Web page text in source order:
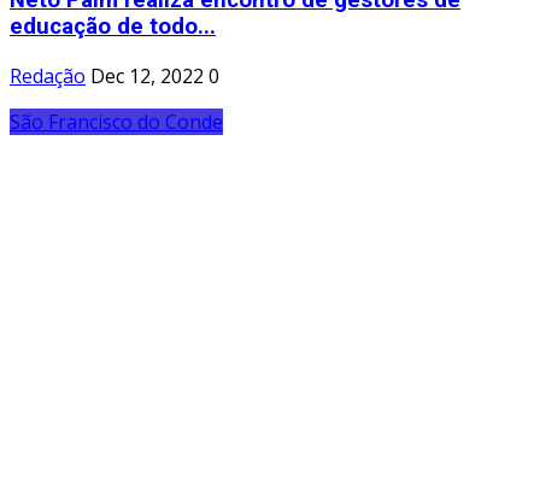
educação de todo...
Redação Dec 12, 2022 0
São Francisco do Conde